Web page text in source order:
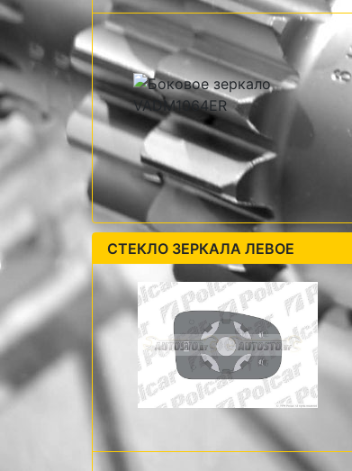
СТЕКЛО ЗЕРКАЛА ЛЕВОЕ